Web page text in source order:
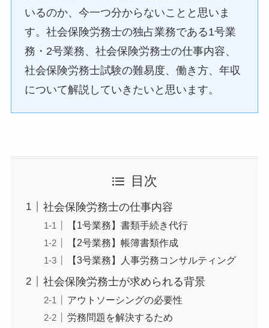
いるのか、今一つ分からないことと思いま
す。社会保険労務士の独占業務である1号業
務・2号業務、社会保険労務士の仕事内容、
社会保険労務士試験の難易度、働き方、年収
について解説していきたいと思います。
目次
社会保険労務士の仕事内容
【1号業務】書類手続き代行
【2号業務】帳簿書類作成
【3号業務】人事労務コンサルティング
社会保険労務士が求められる背景
アウトソーシングの必要性
労務問題を解決するため